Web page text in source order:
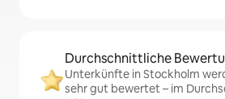
Durchschnittliche
Unterkünfte in Stockholm
sehr gut bewertet – im